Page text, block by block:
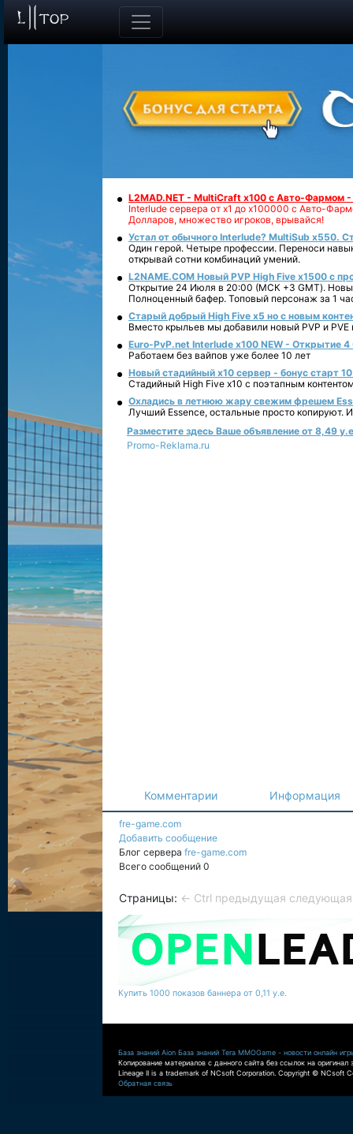
L2MAD.NET - MultiCraft x100 с Авто-Фармом
Interlude сервера от х1 до х100000 с Авто-
Долларов, множество игроков, врывайся!
Устал от обычного Interlude? MultiSub x550.
Один герой. Четыре профессии. Переноси
открывай сотни комбинаций умений.
L2NAME.COM Новый PVP High Five x1500 с
Открытие 24 Июля в 20:00 (МСК +3 GMT).
Полноценный бафер. Топовый персонаж за 1
Старый добрый High Five x5 но с новым
Вместо крыльев мы добавили новый PVP и PVE
Euro-PvP.net Interlude х100 NEW - Открытие 4
Работаем без вайпов уже более 10 лет
Новый стадийный х10 сервер - бонус старт
Стадийный High Five x10 с поэтапным
Охладись в летнюю жару свежим фрешем
Лучший Essence, остальные просто копируют.
Разместите здесь Ваше объявление от 8,49
Promo-Reklama.ru
Комментарии Информация
fre-game.com
Добавить сообщение
Блог сервера fre-game.com
Всего сообщений 0
Страницы: ← Ctrl предыдущая
Купить 1000 показов баннера от 0,11 у.е.
База знаний Aion База знаний Tera MMOGame - новости онлайн
Копирование материалов с данного сайта без ссылок на оригинал
Lineage II is a trademark of NCsoft Corporation. Copyright © NCsoft
Обратная связь